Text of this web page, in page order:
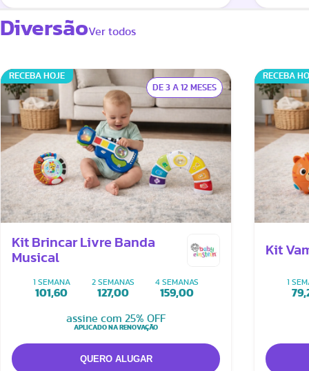
DiversãoVer todos
RECEBA HOJE
DE 3 A 12 MESES
Kit Brincar Livre Banda
Musical
1 SEMANA
101,60
2 SEMANAS
127,00
4 SEMANAS
159,00
assine com 25% OFF
APLICADO NA RENOVAÇÃO
RECEBA
Kit
1